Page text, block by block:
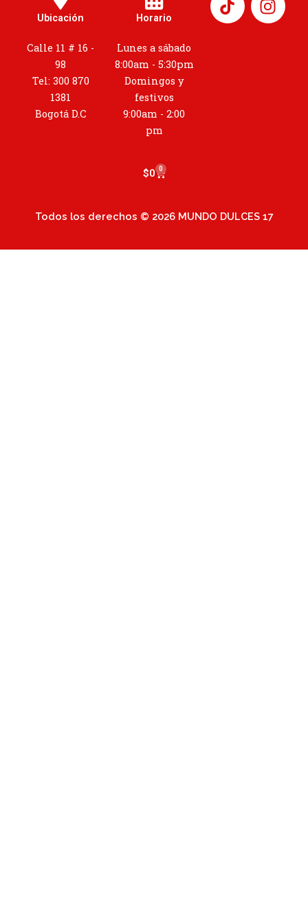
Ubicación
Calle 11 # 16 -
98
Tel: 300 870
1381
Bogotá D.C
Horario
Lunes a sábado
8:00am - 5:30pm
Domingos y
festivos
9:00am - 2:00
pm
n
s
$0 0
Cart
Todos los derechos © 2026 MUNDO DULCES 17